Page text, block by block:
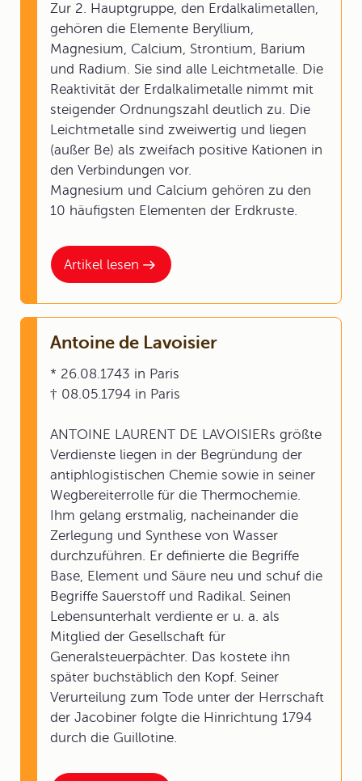
Artikel lesen
Zur 2. Hauptgruppe, den Erdalkalimetallen,
gehören die Elemente Beryllium,
Magnesium, Calcium, Strontium, Barium
und Radium. Sie sind alle Leichtmetalle. Die
Reaktivität der Erdalkalimetalle nimmt mit
steigender Ordnungszahl deutlich zu. Die
Leichtmetalle sind zweiwertig und liegen
(außer Be) als zweifach positive Kationen in
den Verbindungen vor.
Magnesium und Calcium gehören zu den
10 häufigsten Elementen der Erdkruste.
Antoine de Lavoisier
* 26.08.1743 in Paris
† 08.05.1794 in Paris
ANTOINE LAURENT DE LAVOISIERs größte
Verdienste liegen in der Begründung der
antiphlogistischen Chemie sowie in seiner
Wegbereiterrolle für die Thermochemie.
Ihm gelang erstmalig, nacheinander die
Zerlegung und Synthese von Wasser
durchzuführen. Er definierte die Begriffe
Base, Element und Säure neu und schuf die
Begriffe Sauerstoff und Radikal. Seinen
Lebensunterhalt verdiente er u. a. als
Mitglied der Gesellschaft für
Generalsteuerpächter. Das kostete ihn
später buchstäblich den Kopf. Seiner
Verurteilung zum Tode unter der Herrschaft
der Jacobiner folgte die Hinrichtung 1794
durch die Guillotine.